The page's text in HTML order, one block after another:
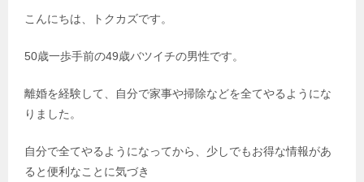
こんにちは、トクカズです。
50歳一歩手前の49歳バツイチの男性です。
離婚を経験して、自分で家事や掃除などを全てやるようにな
りました。
自分で全てやるようになってから、少しでもお得な情報があ
ると便利なことに気づき